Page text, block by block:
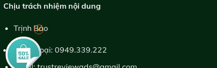
Chịu trách nhiệm nội dung
Trịnh Bảo
Điện thoại: 0949.339.222
×